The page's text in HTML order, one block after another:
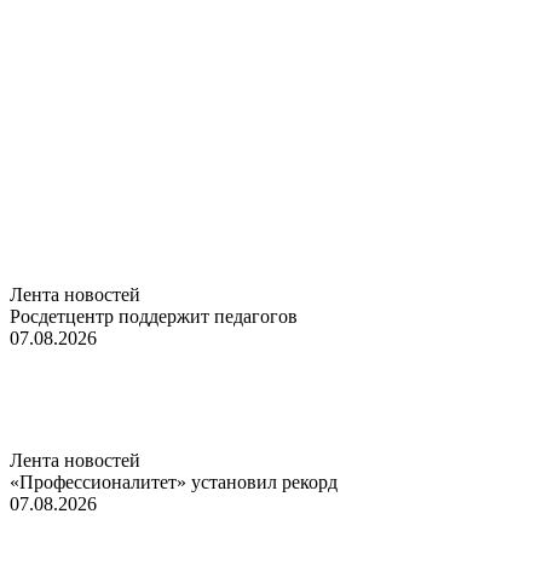
Лента новостей
Росдетцентр поддержит педагогов
07.08.2026
Лента новостей
«Профессионалитет» установил рекорд
07.08.2026